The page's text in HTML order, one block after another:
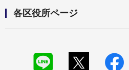
各区役所ページ